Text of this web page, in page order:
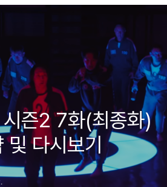
즌2 7화(최종화)
및 다시보기